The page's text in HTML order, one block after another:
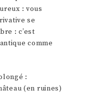
: vous
se
: c’est
comme
:
(en ruines)